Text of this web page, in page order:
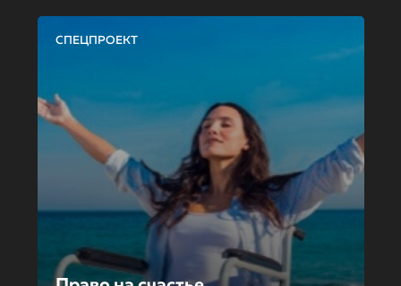
СПЕЦПРОЕКТ